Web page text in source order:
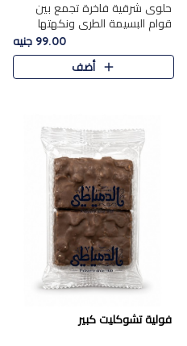
حلوى شرقية فاخرة تجمع بين
قوام البسيمة الطري ونكهتها
الغنية، مزينة بتشكيلة مختارة من
اللوز والبندق والمكسرات الفاخرة.
مزيج متوازن من القوام ..
99.00 جنيه
أضف
فولية تشوكليت كبير